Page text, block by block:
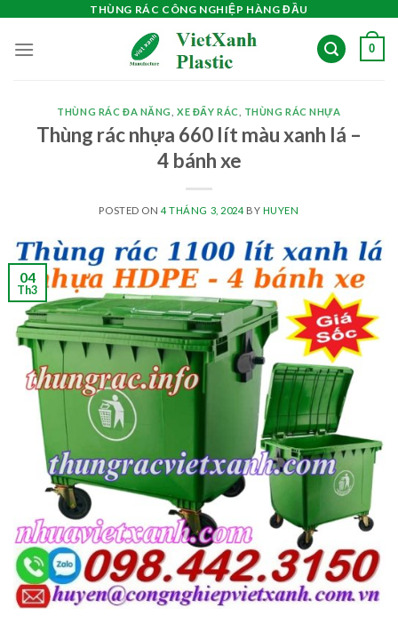
content
THÙNG RÁC CÔNG NGHIỆP HÀNG ĐẦU
0
THÙNG RÁC ĐA NĂNG ,XE ĐẨY RÁC THÙNG RÁC NHỰA
Thùng rác nhựa 660 lít màu xanh lá –
4 bánh xe
POSTED ON4 THÁNG 3, 2024BY HUYEN
04
Th3